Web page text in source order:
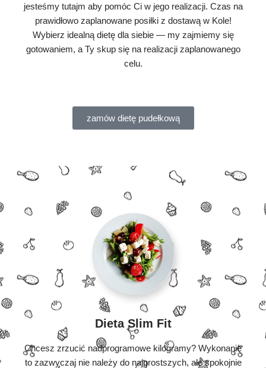
jesteśmy tutajm aby pomóc Ci w jego realizacji. Czas na
prawidłowo zaplanowane posiłki z dostawą w Kole!
Wybierz idealną dietę dla siebie — my zajmiemy się
gotowaniem, a Ty skup się na realizacji zaplanowanego
celu.
zamów dietę pudełkową
Dieta Slim Fit
Chcesz zrzucić nadprogramowe kilogramy? Wykonanie
to zazwyczaj nie należy do najprostszych, ale spokojnie